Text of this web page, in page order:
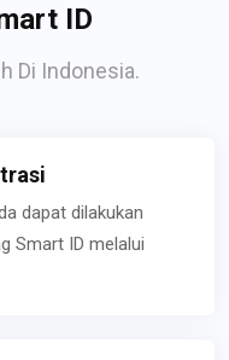
ID
Di Indonesia.
dapat dilakukan
Smart ID melalui